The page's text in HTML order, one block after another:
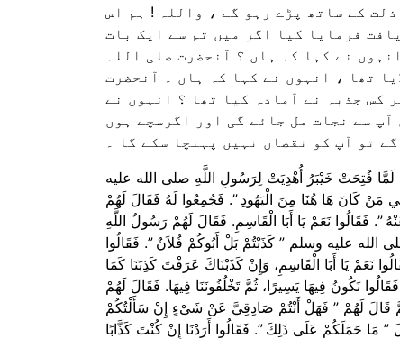
کے ساتھ پڑے رہو گے ، واللہ ! ہم اس
فرمایا کیا اگر میں تم سے ایک بات
نے کہا کہ ہاں ؟ آنحضرت صلی اللہ
تھا ، انہوں نے کہا کہ ہاں ۔ آنحضرت
کس جذبہ نے آمادہ کیا تھا ؟ انہوں نے
سے نجات مل جائے گی اور اگرسچے ہوں
گے تو آپ کو نقصان نہیں پہنچا سکے گا ۔
لَمَّا فُتِحَتْ خَيْبَرُ أُهْدِيَتْ لِرَسُولِ اللَّهِ صلى الله عليه
كَانَ هَا هُنَا مِنَ الْيَهُودِ ‏”‏‏.‏ فَجُمِعُوا لَهُ فَقَالَ لَهُمْ
نَعَمْ يَا أَبَا الْقَاسِمِ‏.‏ فَقَالَ لَهُمْ رَسُولُ اللَّهِ
الله عليه وسلم ‏”‏ كَذَبْتُمْ بَلْ أَبُوكُمْ فُلاَنٌ ‏”‏‏.‏ فَقَالُوا
يَا أَبَا الْقَاسِمِ، وَإِنْ كَذَبْنَاكَ عَرَفْتَ كَذِبَنَا كَمَا
نَكُونُ فِيهَا يَسِيرًا، ثُمَّ تَخْلُفُونَنَا فِيهَا‏.‏ فَقَالَ لَهُمْ
ثُمَّ قَالَ لَهُمْ ‏”‏ فَهَلْ أَنْتُمْ صَادِقِيَّ عَنْ شَىْءٍ إِنْ سَأَلْتُكُمْ
مَا حَمَلَكُمْ عَلَى ذَلِكَ ‏”‏‏.‏ فَقَالُوا أَرَدْنَا إِنْ كُنْتَ كَذَّابًا